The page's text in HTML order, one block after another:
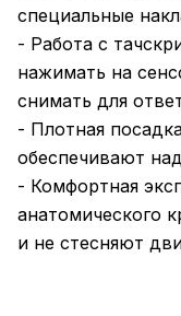
специальные
- Работа с
нажимать на
снимать для
- Плотная
обеспечивают
- Комфортная
анатомического
и не стесняют